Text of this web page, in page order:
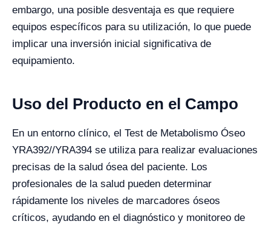
embargo, una posible desventaja es que requiere
equipos específicos para su utilización, lo que puede
implicar una inversión inicial significativa de
equipamiento.
Uso del Producto en el Campo
En un entorno clínico, el Test de Metabolismo Óseo
YRA392//YRA394 se utiliza para realizar evaluaciones
precisas de la salud ósea del paciente. Los
profesionales de la salud pueden determinar
rápidamente los niveles de marcadores óseos
críticos, ayudando en el diagnóstico y monitoreo de